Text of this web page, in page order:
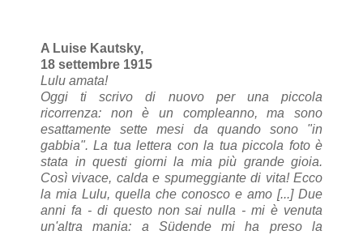
A Luise Kautsky,
18 settembre 1915
Lulu amata!
Oggi ti scrivo di nuovo per una piccola
ricorrenza: non è un compleanno, ma sono
esattamente sette mesi da quando sono "in
gabbia". La tua lettera con la tua piccola foto è
stata in questi giorni la mia più grande gioia.
Così vivace, calda e spumeggiante di vita! Ecco
la mia Lulu, quella che conosco e amo [...] Due
anni fa - di questo non sai nulla - mi è venuta
un'altra mania: a Südende mi ha preso la